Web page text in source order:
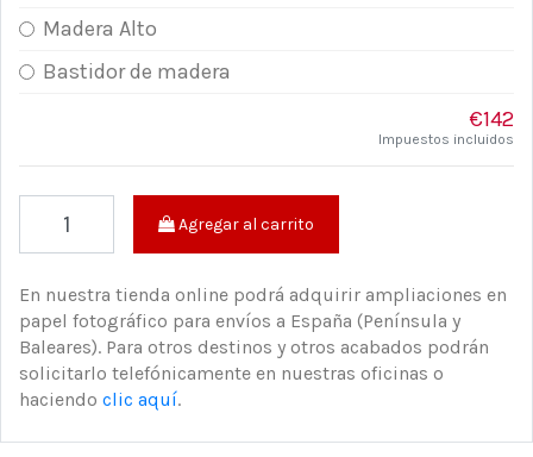
Madera Alto
Bastidor de madera
€142
Impuestos incluidos
Agregar al carrito
En nuestra tienda online podrá adquirir ampliaciones en
papel fotográfico para envíos a España (Península y
Baleares). Para otros destinos y otros acabados podrán
solicitarlo telefónicamente en nuestras oficinas o
haciendo clic aquí.